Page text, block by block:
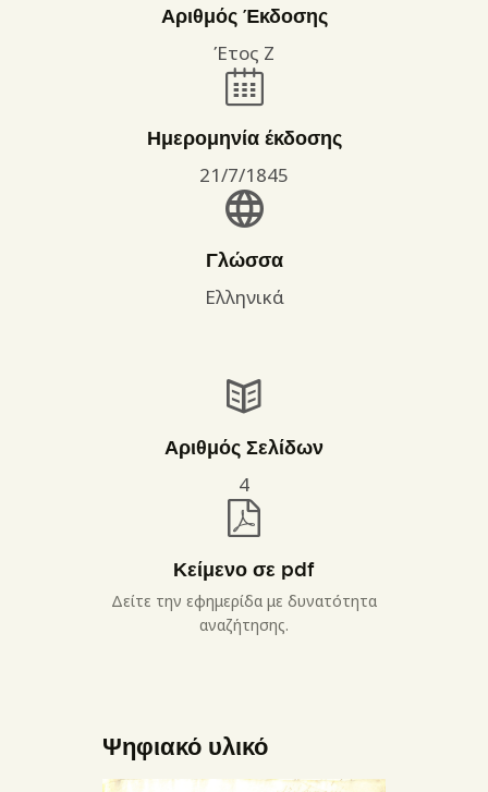
Αριθμός Έκδοσης
Έτος Ζ
Ημερομηνία έκδοσης
21/7/1845
Γλώσσα
Ελληνικά
Αριθμός Σελίδων
4
Κείμενο σε pdf
Δείτε την εφημερίδα με δυνατότητα
αναζήτησης.
Ψηφιακό υλικό